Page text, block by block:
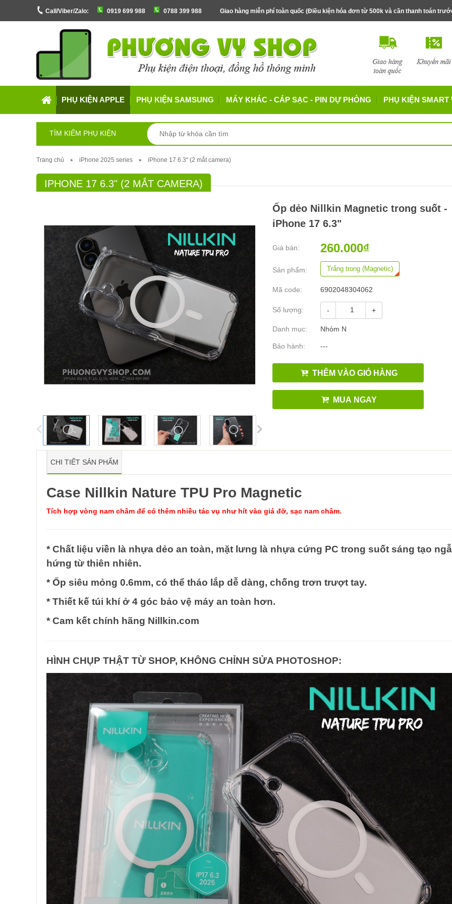
Call/Viber/Zalo: 0919 699 988 0788 399 988 Giao hàng miễn phí toàn quốc (Điều kiện hóa đơn từ 500k và cần thanh toán
PHỤ KIỆN APPLE PHỤ KIỆN SAMSUNG MÁY KHÁC - CÁP SẠC - PIN DỰ PHÒNG PHỤ KIỆN SMART
TÌM KIẾM PHỤ KIỆN
Trang chủ iPhone 2025 series iPhone 17 6.3" (2 mắt camera)
IPHONE 17 6.3" (2 MẮT CAMERA)
Ốp dẻo Nillkin Magnetic trong suốt -
iPhone 17 6.3"
Giá bán: 260.000₫
Sản phẩm: Trắng trong (Magnetic)
Mã code: 6902048304062
Số lượng: - +
Danh mục: Nhóm N
Bảo hành: ---
THÊM VÀO GIỎ HÀNG
MUA NGAY
CHI TIẾT SẢN PHẨM
Case Nillkin Nature TPU Pro Magnetic
Tích hợp vòng nam châm để có thêm nhiều tác vụ như hít vào giá đỡ, sạc nam châm.
* Chất liệu viền là nhựa dẻo an toàn, mặt lưng là nhựa cứng PC trong suốt sáng tạo
hứng từ thiên nhiên.
* Ốp siêu mỏng 0.6mm, có thể tháo lắp dễ dàng, chống trơn trượt tay.
* Thiết kế túi khí ở 4 góc bảo vệ máy an toàn hơn.
* Cam kết chính hãng Nillkin.com
HÌNH CHỤP THẬT TỪ SHOP, KHÔNG CHỈNH SỬA PHOTOSHOP: